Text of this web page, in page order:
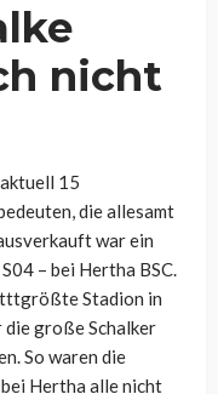
nicht
15
die allesamt
war ein
– bei Hertha BSC.
Stadion in
die große Schalker
So waren die
Hertha alle nicht